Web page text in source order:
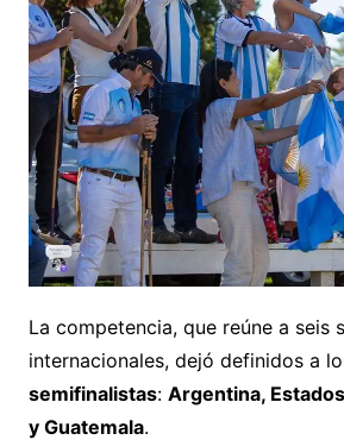
La competencia, que reúne a seis
internacionales, dejó definidos a
semifinalistas: Argentina,
y Guatemala.